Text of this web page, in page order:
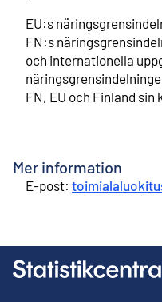
EU:s
FN:s
och internationella
FN, EU och Finland
Mer information
E-post: